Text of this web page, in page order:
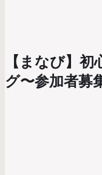
【まなび】
グ〜参加者募